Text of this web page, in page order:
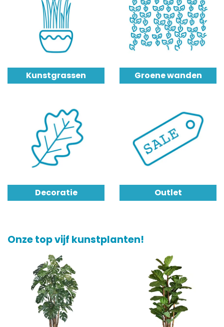
Kunstgrassen Groene wanden
Decoratie Outlet
Onze top vijf kunstplanten!